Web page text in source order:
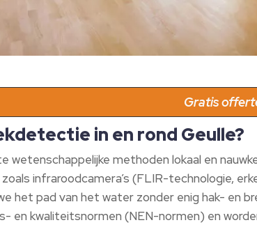
Gratis
in en rond Geulle?
wetenschappelijke methoden lokaal en
infraroodcamera’s (FLIR-technologie,
het pad van het water zonder enig hak- en
en kwaliteitsnormen (NEN-normen) en